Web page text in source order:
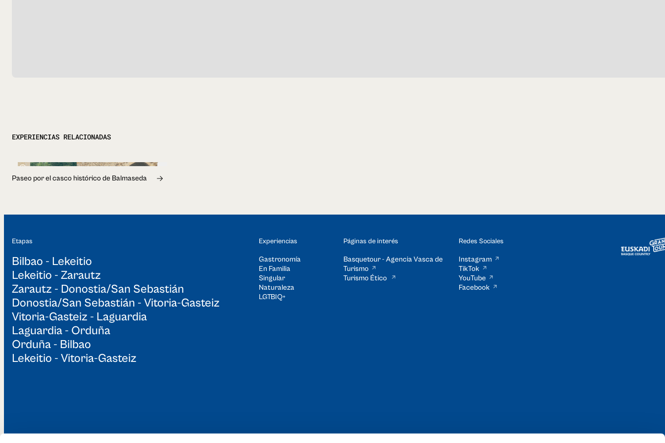
EXPERIENCIAS RELACIONADAS
2h
Paseo por el casco histórico de Balmaseda
Etapas
Bilbao - Lekeitio
Lekeitio - Zarautz
Zarautz - Donostia/San Sebastián
Donostia/San Sebastián - Vitoria-Gasteiz
Vitoria-Gasteiz - Laguardia
Laguardia - Orduña
Orduña - Bilbao
Lekeitio - Vitoria-Gasteiz
Experiencias
Gastronomía
En Familia
Singular
Naturaleza
LGTBIQ+
Páginas de interés
Basquetour - Agencia Vasca de
Turismo
Turismo Ético
Redes Sociales
Instagram
TikTok
YouTube
Facebook